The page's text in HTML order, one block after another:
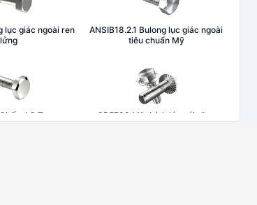
lục giác ngoài ren
lửng
ANSIB18.2.1 Bulong lục giác ngoài
tiêu chuẩn Mỹ
chữ T GB5789 Mặt bích lớn với răng